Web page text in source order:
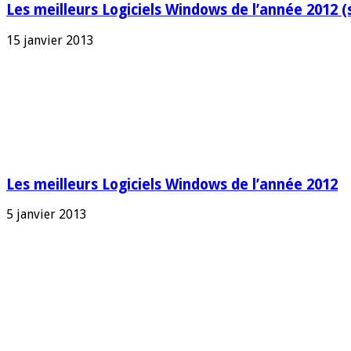
Les meilleurs Logiciels Windows de l’année 2012
15 janvier 2013
Les meilleurs Logiciels Windows de l’année 2012
5 janvier 2013